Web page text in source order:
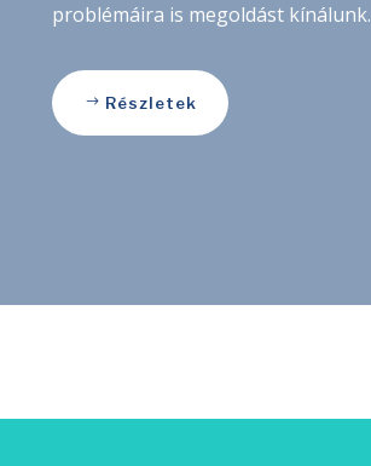
problémáira is megoldást kínálunk.
Részletek